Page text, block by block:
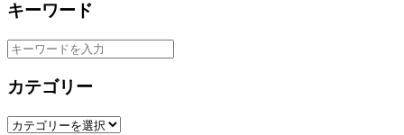
キーワード
カテゴリー